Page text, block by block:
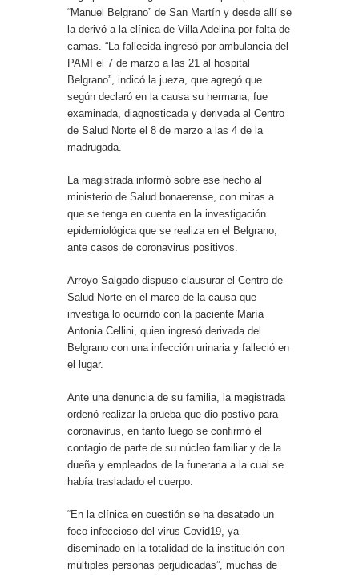
“Manuel Belgrano” de San Martín y desde allí se
la derivó a la clínica de Villa Adelina por falta de
camas. “La fallecida ingresó por ambulancia del
PAMI el 7 de marzo a las 21 al hospital
Belgrano”, indicó la jueza, que agregó que
según declaró en la causa su hermana, fue
examinada, diagnosticada y derivada al Centro
de Salud Norte el 8 de marzo a las 4 de la
madrugada.
La magistrada informó sobre ese hecho al
ministerio de Salud bonaerense, con miras a
que se tenga en cuenta en la investigación
epidemiológica que se realiza en el Belgrano,
ante casos de coronavirus positivos.
Arroyo Salgado dispuso clausurar el Centro de
Salud Norte en el marco de la causa que
investiga lo ocurrido con la paciente María
Antonia Cellini, quien ingresó derivada del
Belgrano con una infección urinaria y falleció en
el lugar.
Ante una denuncia de su familia, la magistrada
ordenó realizar la prueba que dio postivo para
coronavirus, en tanto luego se confirmó el
contagio de parte de su núcleo familiar y de la
dueña y empleados de la funeraria a la cual se
había trasladado el cuerpo.
“En la clínica en cuestión se ha desatado un
foco infeccioso del virus Covid19, ya
diseminado en la totalidad de la institución con
múltiples personas perjudicadas”, muchas de